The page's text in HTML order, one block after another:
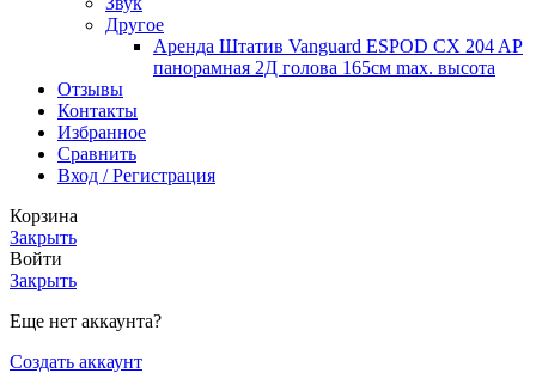
Другое
Аренда Штатив Vanguard ESPOD CX 204 AP
панорамная 2Д голова 165см max. высота
Отзывы
Контакты
Избранное
Сравнить
Вход / Регистрация
Корзина
Закрыть
Войти
Закрыть
Еще нет аккаунта?
Создать аккаунт